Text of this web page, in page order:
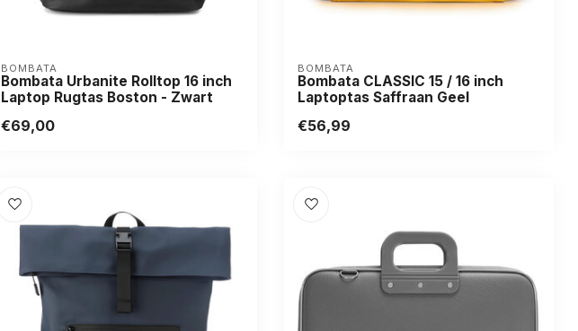
BOMBATA
Bombata Urbanite Rolltop 16 inch
Laptop Rugtas Boston - Zwart
€69,00
BOMBATA
Bombata CLASSIC 15 / 16 inch
Laptoptas Saffraan Geel
€56,99